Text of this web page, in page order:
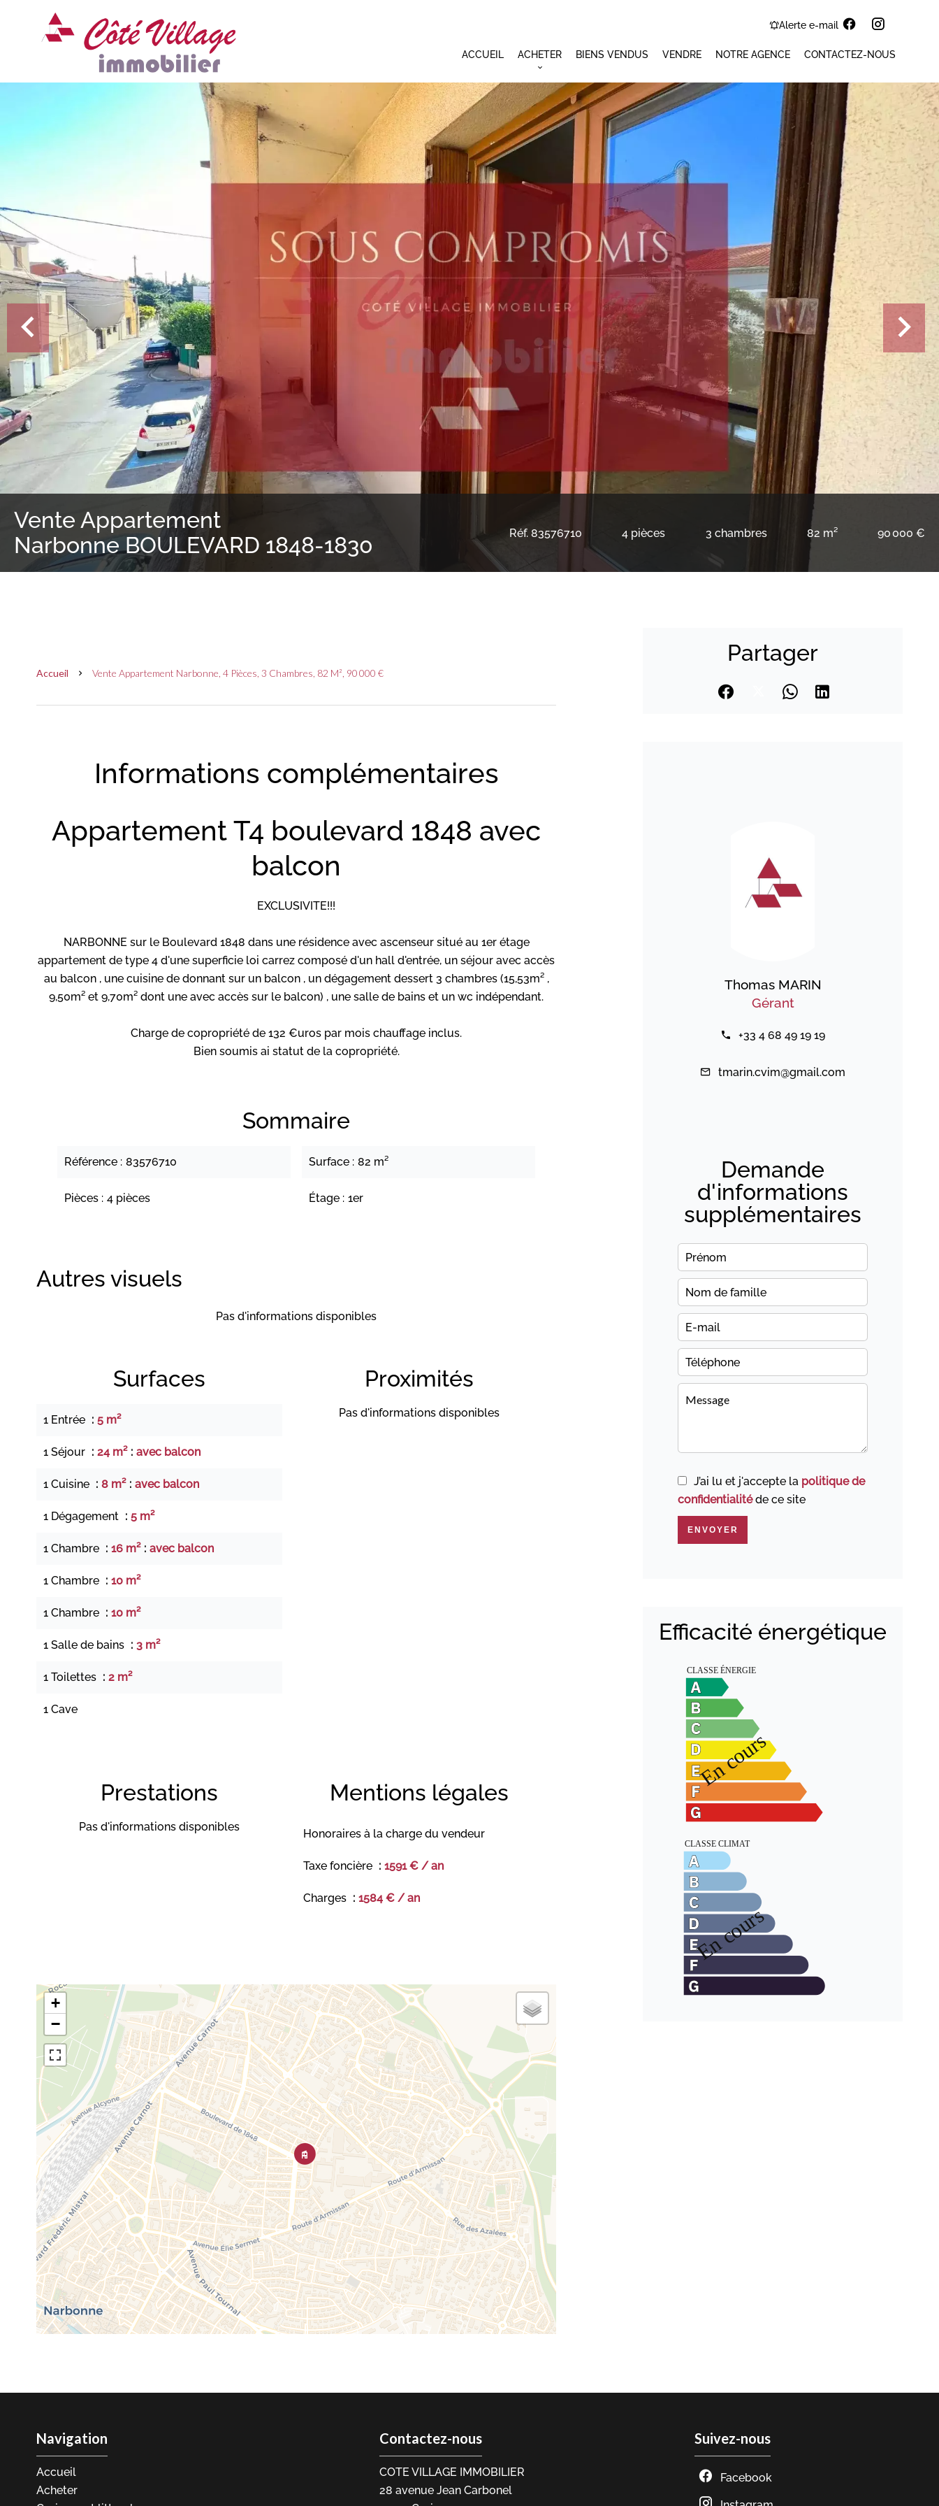
Alerte e-mail
ACCUEIL ACHETER BIENS VENDUS VENDRE NOTRE AGENCE CONTACTEZ-NOUS
Vente Appartement
Narbonne BOULEVARD 1848-1830
Réf. 83576710 4 pièces 3 chambres 82 m² 90 000 €
Accueil Vente Appartement Narbonne, 4 Pièces, 3 Chambres, 82 M², 90 000 €
Informations complémentaires
Appartement T4 boulevard 1848 avec
balcon
EXCLUSIVITE!!!
NARBONNE sur le Boulevard 1848 dans une résidence avec ascenseur situé au 1er étage
appartement de type 4 d'une superficie loi carrez composé d'un hall d'entrée, un séjour avec accès
au balcon , une cuisine de donnant sur un balcon , un dégagement dessert 3 chambres (15,53m² ,
9,50m² et 9,70m² dont une avec accès sur le balcon) , une salle de bains et un wc indépendant.
Charge de copropriété de 132 €uros par mois chauffage inclus.
Bien soumis ai statut de la copropriété.
Sommaire
Référence 83576710
Pièces 4 pièces
Surface 82 m²
Étage 1er
Autres visuels
Pas d'informations disponibles
Surfaces
1 Entrée 5 m²
1 Séjour 24 m² avec balcon
1 Cuisine 8 m² avec balcon
1 Dégagement 5 m²
1 Chambre 16 m² avec balcon
1 Chambre 10 m²
1 Chambre 10 m²
1 Salle de bains 3 m²
1 Toilettes 2 m²
1 Cave
Proximités
Pas d'informations disponibles
Prestations
Pas d'informations disponibles
Mentions légales
Honoraires à la charge du vendeur
Taxe foncière 1591 € / an
Charges 1584 € / an
+
−
Partager
Thomas MARIN
Gérant
+33 4 68 49 19 19
tmarin.cvim@gmail.com
Demande
d'informations
supplémentaires
J’ai lu et j'accepte la politique de
confidentialitéde ce site
ENVOYER
Efficacité énergétique
Navigation
Accueil
Acheter
Contactez-nous
COTE VILLAGE IMMOBILIER
28 avenue Jean Carbonel
Suivez-nous
Facebook